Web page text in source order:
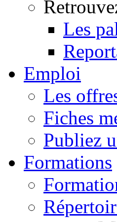
Les
Emploi
Les
Fiches
Publiez
Formations